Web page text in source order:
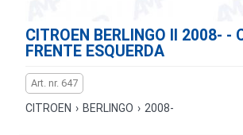
CITROEN BERLINGO II 2008- -
FRENTE ESQUERDA
Art. nr. 647
CITROEN › BERLINGO › 2008-